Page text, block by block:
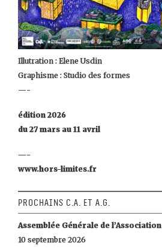
Illutration : Elene Usdin
Graphisme : Studio des formes
—-
édition 2026
du 27 mars au 11 avril
—-
www.hors-limites.fr
Prochains C.A. et A.G.
Assemblée Générale de l’Association
10 septembre 2026